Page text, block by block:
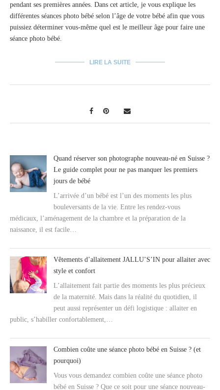
pendant ses premières années. Dans cet article, je vous explique les
différentes séances photo bébé selon l’âge de votre bébé afin que vous
puissiez déterminer vous-même quel est le meilleur âge pour faire une
séance photo bébé.
LIRE LA SUITE
Quand réserver son photographe nouveau-né en Suisse ?
Le guide complet pour ne pas manquer les premiers
jours de bébé
L’arrivée d’un bébé est l’un des moments les plus
bouleversants de la vie. Entre les rendez-vous
médicaux, l’aménagement de la chambre et la préparation de la
naissance, il est facile…
Vêtements d’allaitement JALLU’S’IN pour allaiter avec
style et confort
L’allaitement fait partie des moments les plus précieux
de la maternité. Mais dans la réalité du quotidien, il
peut aussi représenter un défi logistique : allaiter en
public, s’habiller confortablement,…
Combien coûte une séance photo bébé en Suisse ? (et
pourquoi)
Vous vous demandez combien coûte une séance photo
bébé en Suisse ? Que ce soit pour une séance nouveau-